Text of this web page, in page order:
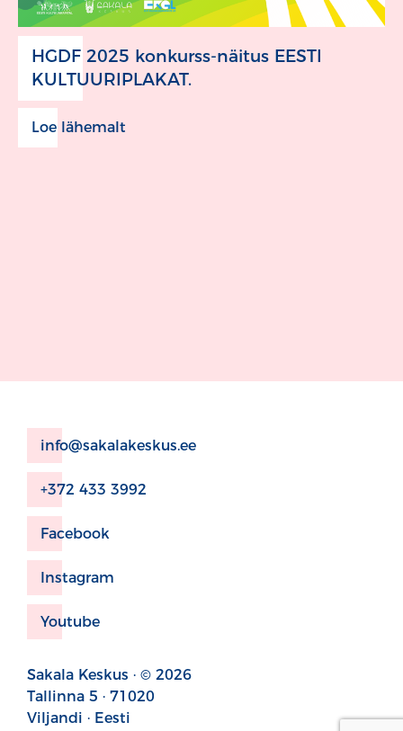
HGDF 2025 konkurss-näitus EESTI
KULTUURIPLAKAT.
Loe lähemalt
info@sakalakeskus.ee
+372 433 3992
Facebook
Instagram
Youtube
Sakala Keskus · © 2026
Tallinna 5 · 71020
Viljandi · Eesti